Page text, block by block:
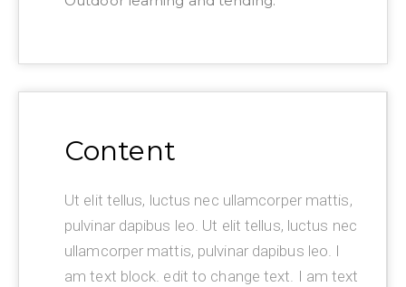
Content
Ut elit tellus, luctus nec ullamcorper mattis,
pulvinar dapibus leo. Ut elit tellus, luctus nec
ullamcorper mattis, pulvinar dapibus leo. I
am text block. edit to change text. I am text